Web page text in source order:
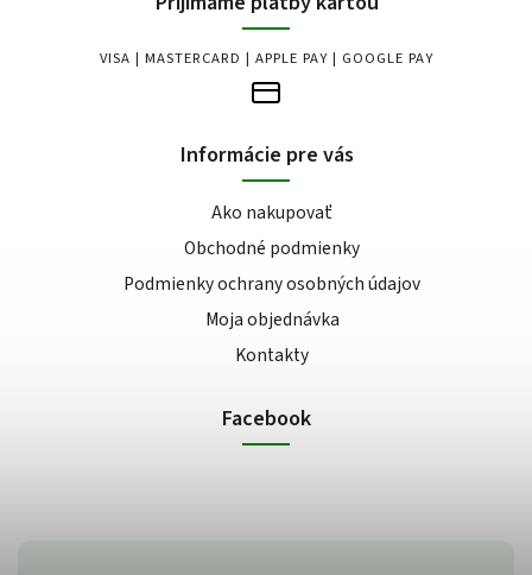
VISA | MASTERCARD | APPLE PAY | GOOGLE PAY
Informácie pre vás
Ako nakupovať
Obchodné podmienky
Podmienky ochrany osobných údajov
Moja objednávka
Kontakty
Facebook